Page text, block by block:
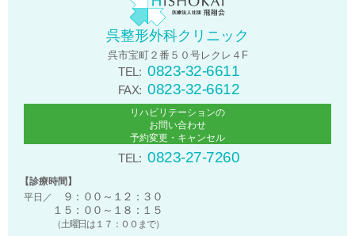
呉整形外科クリニック
呉市宝町２番５０号レクレ４F
TEL: 0823-32-6611
FAX: 0823-32-6612
リハビリテーションの
お問い合わせ
予約変更・キャンセル
TEL: 0823-27-7260
【診療時間】
平日／
９：００～１２：３０
１５：００～１８：１５
（土曜日は１７：００まで）